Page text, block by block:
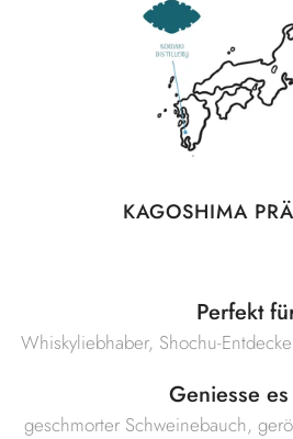
KAGOSHIMA
Perfekt
Whiskyliebhaber, Shochu-
Geniesse
geschmorter Schweinebauch,